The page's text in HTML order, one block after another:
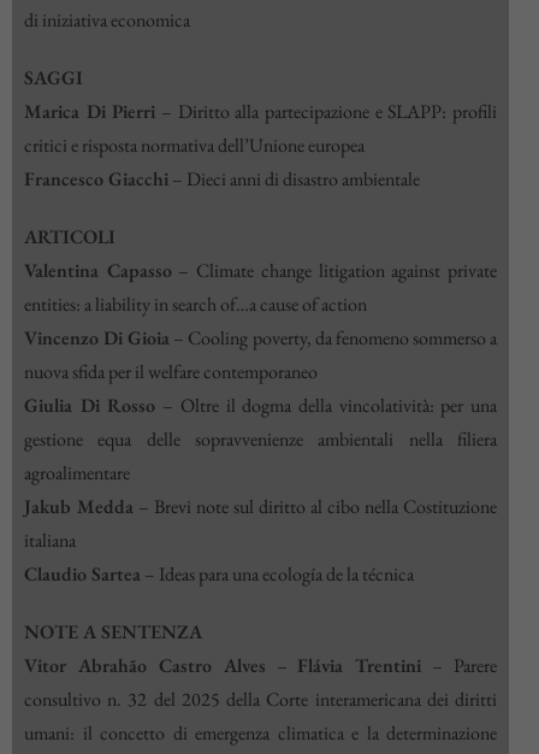
di iniziativa economica
SAGGI
Marica Di Pierri – Diritto alla partecipazione e SLAPP: profili
critici e risposta normativa dell’Unione europea
Francesco Giacchi– Dieci anni di disastro ambientale
ARTICOLI
Valentina Capasso– Climate change litigation against private
entities: a liability in search of…a cause of action
Vincenzo Di Gioia– Cooling poverty, da fenomeno sommerso a
nuova sfida per il welfare contemporaneo
Giulia Di Rosso – Oltre il dogma della vincolatività: per una
gestione equa delle sopravvenienze ambientali nella filiera
agroalimentare
Jakub Medda – Brevi note sul diritto al cibo nella Costituzione
italiana
Claudio Sartea– Ideas para una ecología de la técnica
NOTE A SENTENZA
Vitor Abrahão Castro Alves – Flávia Trentini – Parere
consultivo n. 32 del 2025 della Corte interamericana dei diritti
umani: il concetto di emergenza climatica e la determinazione